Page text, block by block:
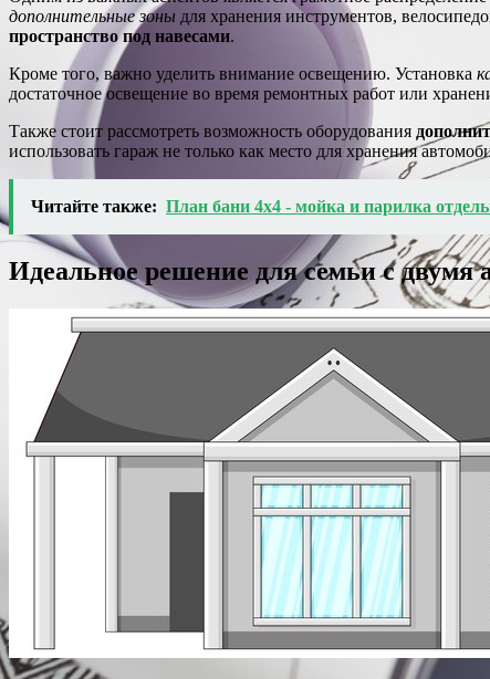
дополнительные зоны для хранения инструментов,
пространство под навесами.
Кроме того, важно уделить внимание освещению. Установка
достаточное освещение во время ремонтных работ или
Также стоит рассмотреть возможность оборудования
использовать гараж не только как место для хранения
Читайте также: План бани 4х4 - мойка и парилка
Идеальное решение для семьи с двумя